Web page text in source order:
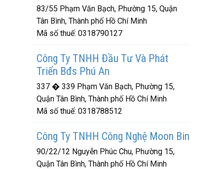
83/55 Phạm Văn Bạch, Phường 15, Quận
Tân Bình, Thành phố Hồ Chí Minh
Mã số thuế: 0318790127
Công Ty TNHH Đầu Tư Và Phát
Triển Bđs Phú An
337 � 339 Phạm Văn Bạch, Phường 15,
Quận Tân Bình, Thành phố Hồ Chí Minh
Mã số thuế: 0318788512
Công Ty TNHH Công Nghệ Moon Bin
90/22/12 Nguyễn Phúc Chu, Phường 15,
Quận Tân Bình, Thành phố Hồ Chí Minh